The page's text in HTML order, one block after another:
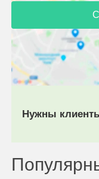
Нужны